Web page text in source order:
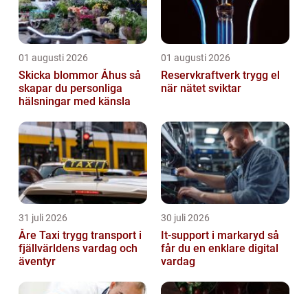
01 augusti 2026
Skicka blommor Åhus så
skapar du personliga
hälsningar med känsla
01 augusti 2026
Reservkraftverk trygg el
när nätet sviktar
31 juli 2026
Åre Taxi trygg transport i
fjällvärldens vardag och
äventyr
30 juli 2026
It-support i markaryd så
får du en enklare digital
vardag